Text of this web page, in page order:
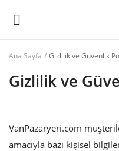
Eczacı
Girişi
Kategoriler
Ana Sayfa Gizlilik ve Güvenlik
Gizlilik ve
VanPazaryeri.com
amacıyla bazı kişisel